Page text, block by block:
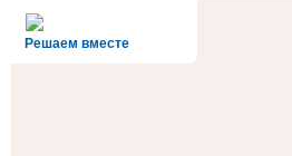
Решаем вместе